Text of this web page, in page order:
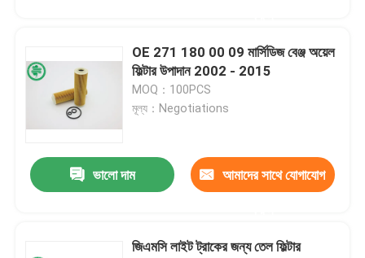
OE 271 180 00 09 মার্সিডিজ বেঞ্জ অয়েল
ফিল্টার উপাদান 2002 - 2015
MOQ：100PCS
মূল্য：Negotiations
ভালো দাম আমাদের সাথে যোগাযোগ
জিএমসি লাইট ট্রাকের জন্য তেল ফিল্টার